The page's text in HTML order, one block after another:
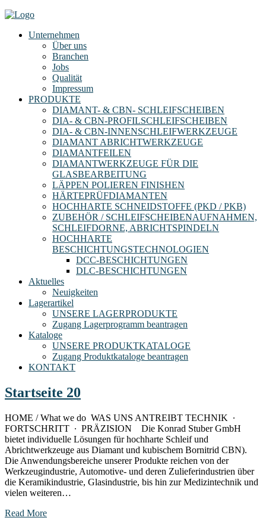
Unternehmen
Über uns
Branchen
Jobs
Qualität
Impressum
PRODUKTE
DIAMANT- & CBN- SCHLEIFSCHEIBEN
DIA- & CBN-PROFILSCHLEIFSCHEIBEN
DIA- & CBN-INNENSCHLEIFWERKZEUGE
DIAMANT ABRICHTWERKZEUGE
DIAMANTFEILEN
DIAMANTWERKZEUGE FÜR DIE
GLASBEARBEITUNG
LÄPPEN POLIEREN FINISHEN
HÄRTEPRÜFDIAMANTEN
HOCHHARTE SCHNEIDSTOFFE (PKD / PKB)
ZUBEHÖR / SCHLEIFSCHEIBENAUFNAHMEN,
SCHLEIFDORNE, ABRICHTSPINDELN
HOCHHARTE
BESCHICHTUNGSTECHNOLOGIEN
DCC-BESCHICHTUNGEN
DLC-BESCHICHTUNGEN
Aktuelles
Neuigkeiten
Lagerartikel
UNSERE LAGERPRODUKTE
Zugang Lagerprogramm beantragen
Kataloge
UNSERE PRODUKTKATALOGE
Zugang Produktkataloge beantragen
KONTAKT
Startseite 20
HOME / What we do WAS UNS ANTREIBT TECHNIK ∙
FORTSCHRITT ∙ PRÄZISION Die Konrad Stuber GmbH
bietet individuelle Lösungen für hochharte Schleif und
Abrichtwerkzeuge aus Diamant und kubischem Bornitrid CBN).
Die Anwendungsbereiche unserer Produkte reichen von der
Werkzeugindustrie, Automotive- und deren Zulieferindustrien über
die Keramikindustrie, Glasindustrie, bis hin zur Medizintechnik und
vielen weiteren…
Read More